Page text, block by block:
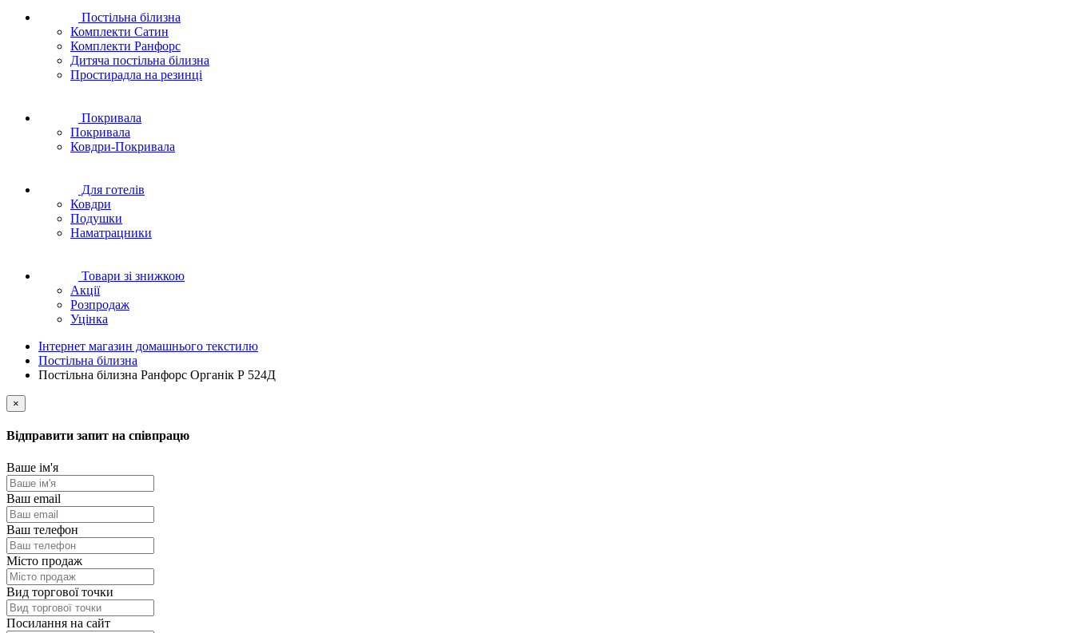
Постільна білизна
Комплекти Сатин
Комплекти Ранфорс
Дитяча постільна білизна
Простирадла на резинці
Покривала
Покривала
Ковдри-Покривала
Для готелів
Ковдри
Подушки
Наматрацники
Товари зі знижкою
Акції
Розпродаж
Уцінка
Інтернет магазин домашнього текстилю
Постільна білизна
Постільна білизна Ранфорс Органік Р 524Д
×
Відправити запит на співпрацю
Ваше ім'я
Ваш email
Ваш телефон
Місто продаж
Вид торгової точки
Посилання на сайт